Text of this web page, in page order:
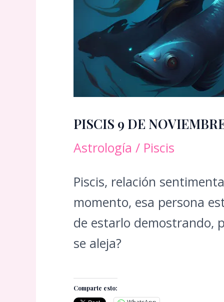
PISCIS 9 DE
Astrología / Piscis
Piscis, relación
momento, esa persona
de estarlo demostrando,
se aleja?
Comparte esto: